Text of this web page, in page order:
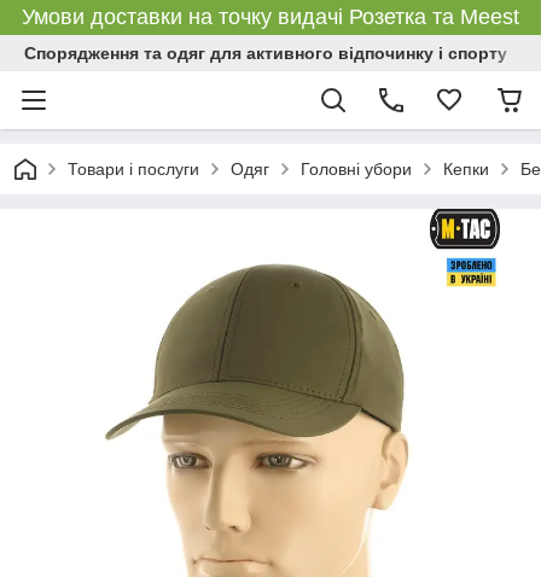
Умови доставки на точку видачі Розетка та Meest
Спорядження та одяг для активного відпочинку і спорту
Товари і послуги Одяг Головні убори Кепки